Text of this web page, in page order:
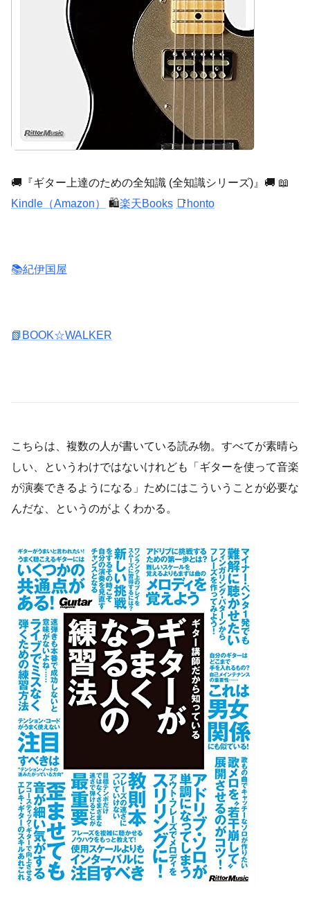
🚚『ギター上達のための全知識 (全知識シリーズ)』🚚 📖
Kindle（Amazon）
🛍️楽天Books 📑honto
📚紀伊国屋
📗BOOK☆WALKER
こちらは、複数の人が書いている読み物。すべてが素晴ら
しい、というわけではないけれども「ギターを使って音楽
が演奏できるようになる」ためにはこういうことが必要な
んだな、というのがよくわかる。